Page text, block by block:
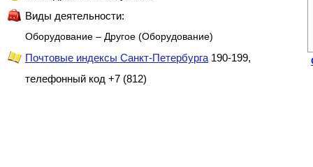
Виды деятельности:
Оборудование – Другое (Оборудование)
Почтовые индексы Санкт-Петербурга 190-199,
телефонный код +7 (812)